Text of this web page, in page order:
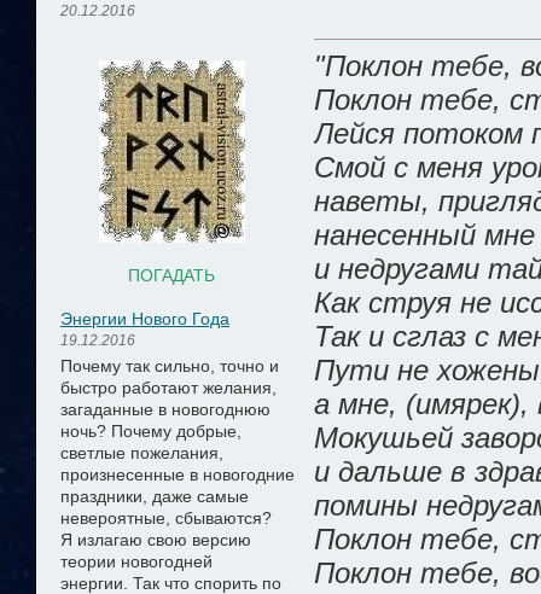
20.12.2016
ПОГАДАТЬ
Энергии Нового Года
19.12.2016
Почему так сильно, точно и
быстро работают желания,
загаданные в новогоднюю
ночь? Почему добрые,
светлые пожелания,
произнесенные в новогодние
праздники, даже самые
невероятные, сбываются?
Я излагаю свою версию
теории новогодней
энергии. Так что спорить по
"Поклон тебе,
Поклон тебе,
Лейся потоком
Смой с меня
наветы,
нанесенный
и недругами
Как струя не
Так и сглаз с
Пути не
а мне, (имярек),
Мокушьей
и дальше в
помины
Поклон тебе,
Поклон тебе,